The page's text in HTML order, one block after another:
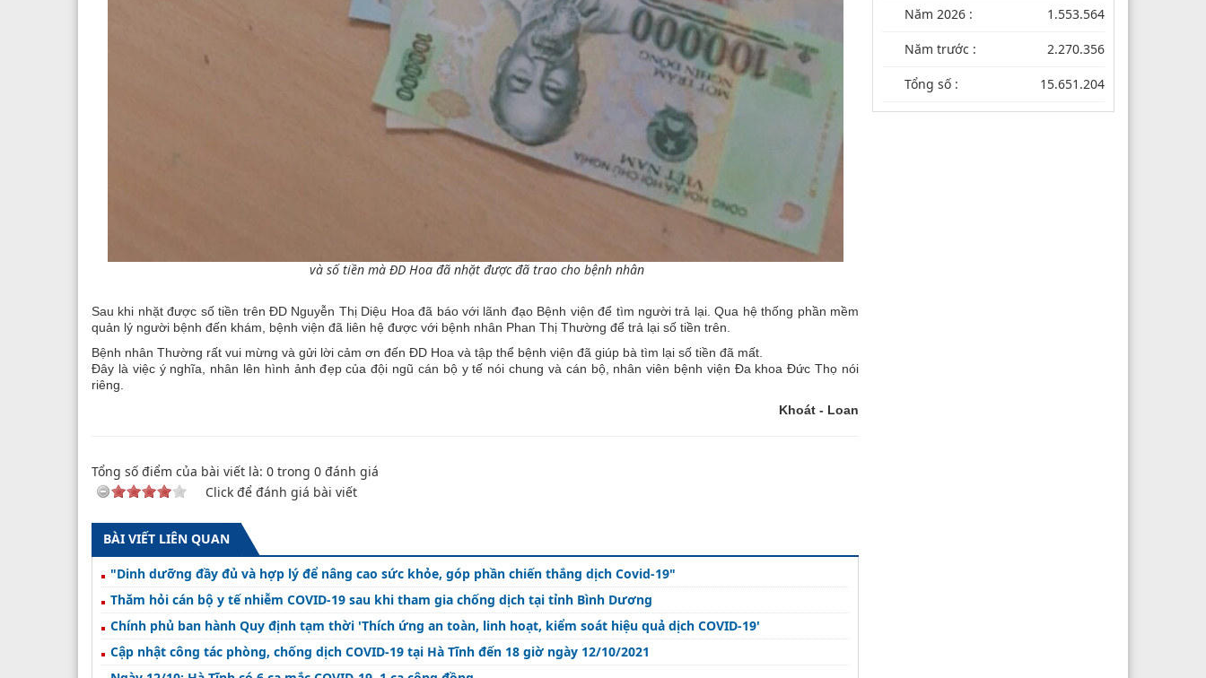
và số tiền mà ĐD Hoa đã nhặt được đã trao cho bệnh nhân
Sau khi nhặt được số tiền trên ĐD Nguyễn Thị Diệu Hoa đã báo với lãnh đạo Bệnh viện để tìm người trả lại. Qua hệ thống phần mềm
quản lý người bệnh đến khám, bệnh viện đã liên hệ được với bệnh nhân Phan Thị Thường để trả lại số tiền trên.
Bệnh nhân Thường rất vui mừng và gửi lời cảm ơn đến ĐD Hoa và tập thể bệnh viện đã giúp bà tìm lại số tiền đã mất.
Đây là việc ý nghĩa, nhân lên hình ảnh đẹp của đội ngũ cán bộ y tế nói chung và cán bộ, nhân viên bệnh viện Đa khoa Đức Thọ nói
riêng.
Khoát - Loan
Tổng số điểm của bài viết là: 0 trong 0 đánh giá
Click để đánh giá bài viết
BÀI VIẾT LIÊN QUAN
"Dinh dưỡng đầy đủ và hợp lý để nâng cao sức khỏe, góp phần chiến thắng dịch Covid-19"
Thăm hỏi cán bộ y tế nhiễm COVID-19 sau khi tham gia chống dịch tại tỉnh Bình Dương
Chính phủ ban hành Quy định tạm thời 'Thích ứng an toàn, linh hoạt, kiểm soát hiệu quả dịch COVID-19'
Cập nhật công tác phòng, chống dịch COVID-19 tại Hà Tĩnh đến 18 giờ ngày 12/10/2021
Năm 2026 : 1.553.564
Năm trước : 2.270.356
Tổng số : 15.651.204